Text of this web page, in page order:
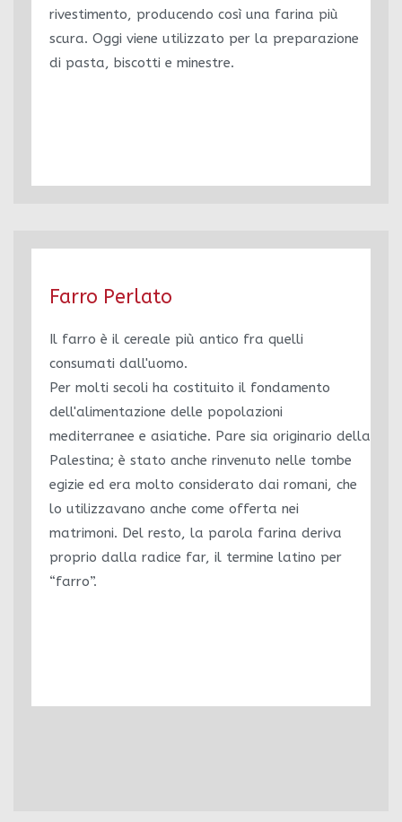
rivestimento, producendo così una farina più
scura. Oggi viene utilizzato per la preparazione
di pasta, biscotti e minestre.
Farro Perlato
Il farro è il cereale più antico fra quelli
consumati dall'uomo.
Per molti secoli ha costituito il fondamento
dell'alimentazione delle popolazioni
mediterranee e asiatiche. Pare sia originario della
Palestina; è stato anche rinvenuto nelle tombe
egizie ed era molto considerato dai romani, che
lo utilizzavano anche come offerta nei
matrimoni. Del resto, la parola farina deriva
proprio dalla radice far, il termine latino per
“farro”.